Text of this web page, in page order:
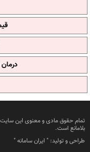
تمام حقوق مادی و معنوی این سایت
بلامانع است.
طراحی و تولید: " ایران سامانه"